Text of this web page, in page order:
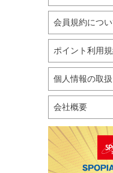
会員規約につい
ポイント利用
個人情報の取扱
会社概要